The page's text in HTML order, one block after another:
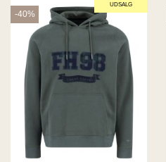
UDSALG
-40%